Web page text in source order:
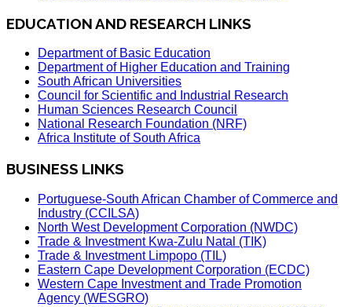
EDUCATION AND RESEARCH LINKS
Department of Basic Education
Department of Higher Education and Training
South African Universities
Council for Scientific and Industrial Research
Human Sciences Research Council
National Research Foundation (NRF)
Africa Institute of South Africa
BUSINESS LINKS
Portuguese-South African Chamber of Commerce and
Industry (CCILSA)
North West Development Corporation (NWDC)
Trade & Investment Kwa-Zulu Natal (TIK)
Trade & Investment Limpopo (TIL)
Eastern Cape Development Corporation (ECDC)
Western Cape Investment and Trade Promotion
Agency (WESGRO)